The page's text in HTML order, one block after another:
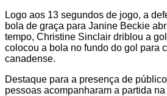
Logo aos 13 segundos de jogo, a
bola de graça para Janine Beckie
tempo, Christine Sinclair driblou a
colocou a bola no fundo do gol para
canadense.
Destaque para a presença de
pessoas acompanharam a partida